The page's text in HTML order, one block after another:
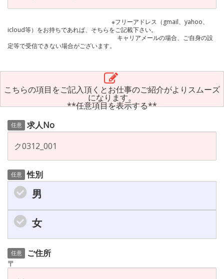
※フリーアドレス（gmail、yahoo、
icloud等）をお持ちであれば、そちらをご記載下さい。
キャリアメールの場合、ご自身の設
定等で受信できない場合がございます。
こちらの項目をご記入頂くとお仕事のご紹介がよりスムーズ
になります。
**任意項目を表示する**
任意 求人No
任意 性別
男
女
任意
ご住所
〒